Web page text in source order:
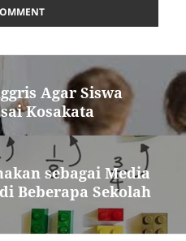
Agar Siswa
Kosakata
sebagai Media
Beberapa Sekolah